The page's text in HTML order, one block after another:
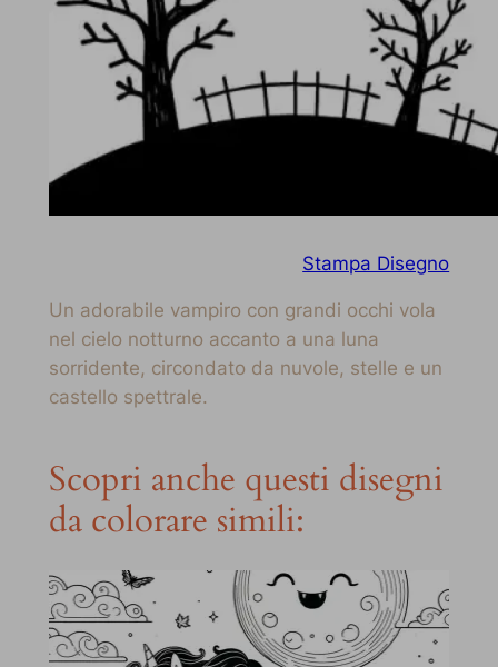
Stampa Disegno
Un adorabile vampiro con grandi occhi vola
nel cielo notturno accanto a una luna
sorridente, circondato da nuvole, stelle e un
castello spettrale.
Scopri anche questi disegni
da colorare simili: